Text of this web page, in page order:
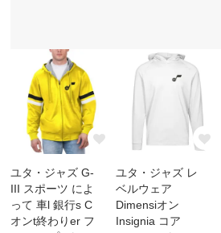
ユタ・ジャズ G-
III スポーツ によ
って 車l 銀行s C
オンt終わりer フ
ユタ・ジャズ レ
ベルウェア
Dimensiオン
Insignia コア